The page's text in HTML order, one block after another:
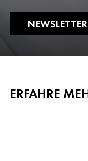
ERFAHRE